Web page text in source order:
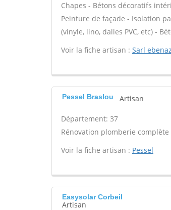
Chapes - Bétons décoratifs
Peinture de façade - Isolation
(vinyle, lino, dalles PVC, etc) -
Voir la fiche artisan : Sarl
Pessel Braslou Artisan
Département: 37
Rénovation plomberie
Voir la fiche artisan : Pessel
Easysolar Corbeil
Artisan